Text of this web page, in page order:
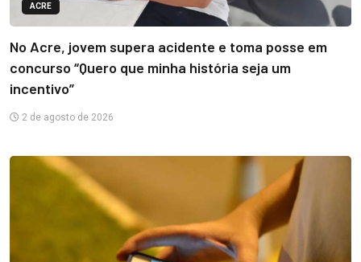
ACRE
No Acre, jovem supera acidente e toma posse em
concurso “Quero que minha história seja um
incentivo”
2 de agosto de 2026